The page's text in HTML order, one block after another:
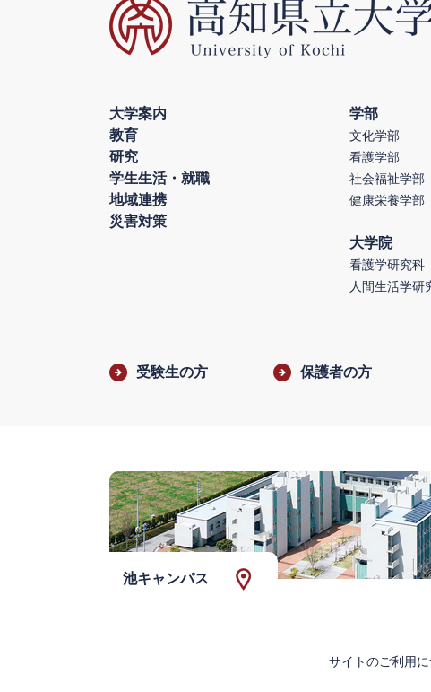
大学案内
教育
研究
学生生活・就職
地域連携
災害対策
学部
文化学部
看護学部
社会福祉学部
健康栄養学部
大学院
看護学研究科
人間生活学研
受験生の方 保護者の方
池キャンパス
サイトのご利用